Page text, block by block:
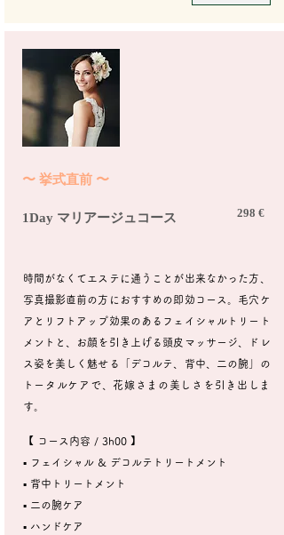
​〜 挙式直前 〜
1Day マリアージュコース 298 €
時間がなくてエステに通うことが出来なかった方、
写真撮影直前の方におすすめの即効コース。毛穴ケ
アとリフトアップ効果のあるフェイシャルトリート
メントと、お顔を引き上げる頭皮マッサージ、ドレ
ス姿を美しく魅せる「デコルテ、背中、二の腕」の
トータルケアで、花嫁さまの美しさを引き出しま
す。
【 コース内容 / 3h00 】
​▪︎ フェイシャル & デコルテトリートメント
▪︎ 背中トリートメント
▪︎ 二の腕ケア
▪︎ ハンドケア